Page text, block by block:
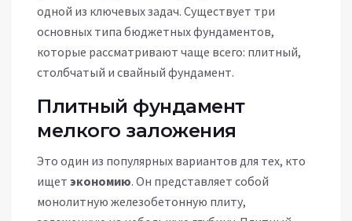
одной из ключевых задач. Существует три
основных типа бюджетных фундаментов,
которые рассматривают чаще всего: плитный,
столбчатый и свайный фундамент.
Плитный фундамент
мелкого заложения
Это один из популярных вариантов для тех, кто
ищет экономию. Он представляет собой
монолитную железобетонную плиту,